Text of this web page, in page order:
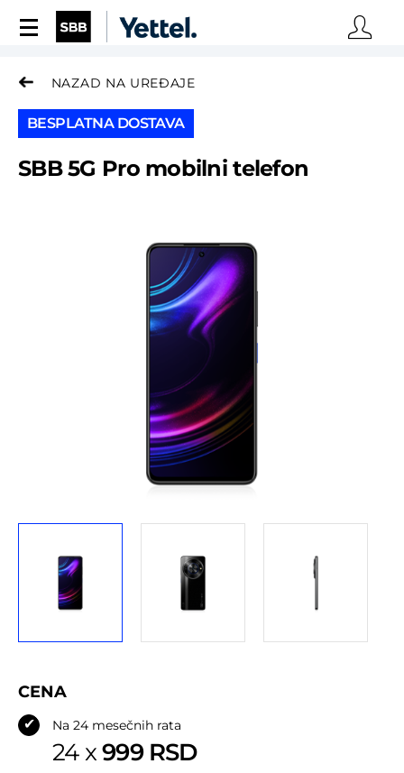
Kontakt telefon*
Broj SBB ugovora
Email*
Adresa iz SBB ugovora*
NAZAD NA UREĐAJE
BESPLATNA DOSTAVA
SBB 5G Pro mobilni telefon
CENA
✔ Na 24 mesečnih rata
24 x999 RSD